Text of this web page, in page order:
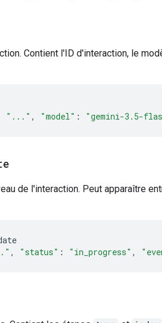
Contient l'ID d'interaction, le
"..." , "model" : "gemini-3.5-
de l'interaction. Peut apparaître
, "status" : "in_progress" ,